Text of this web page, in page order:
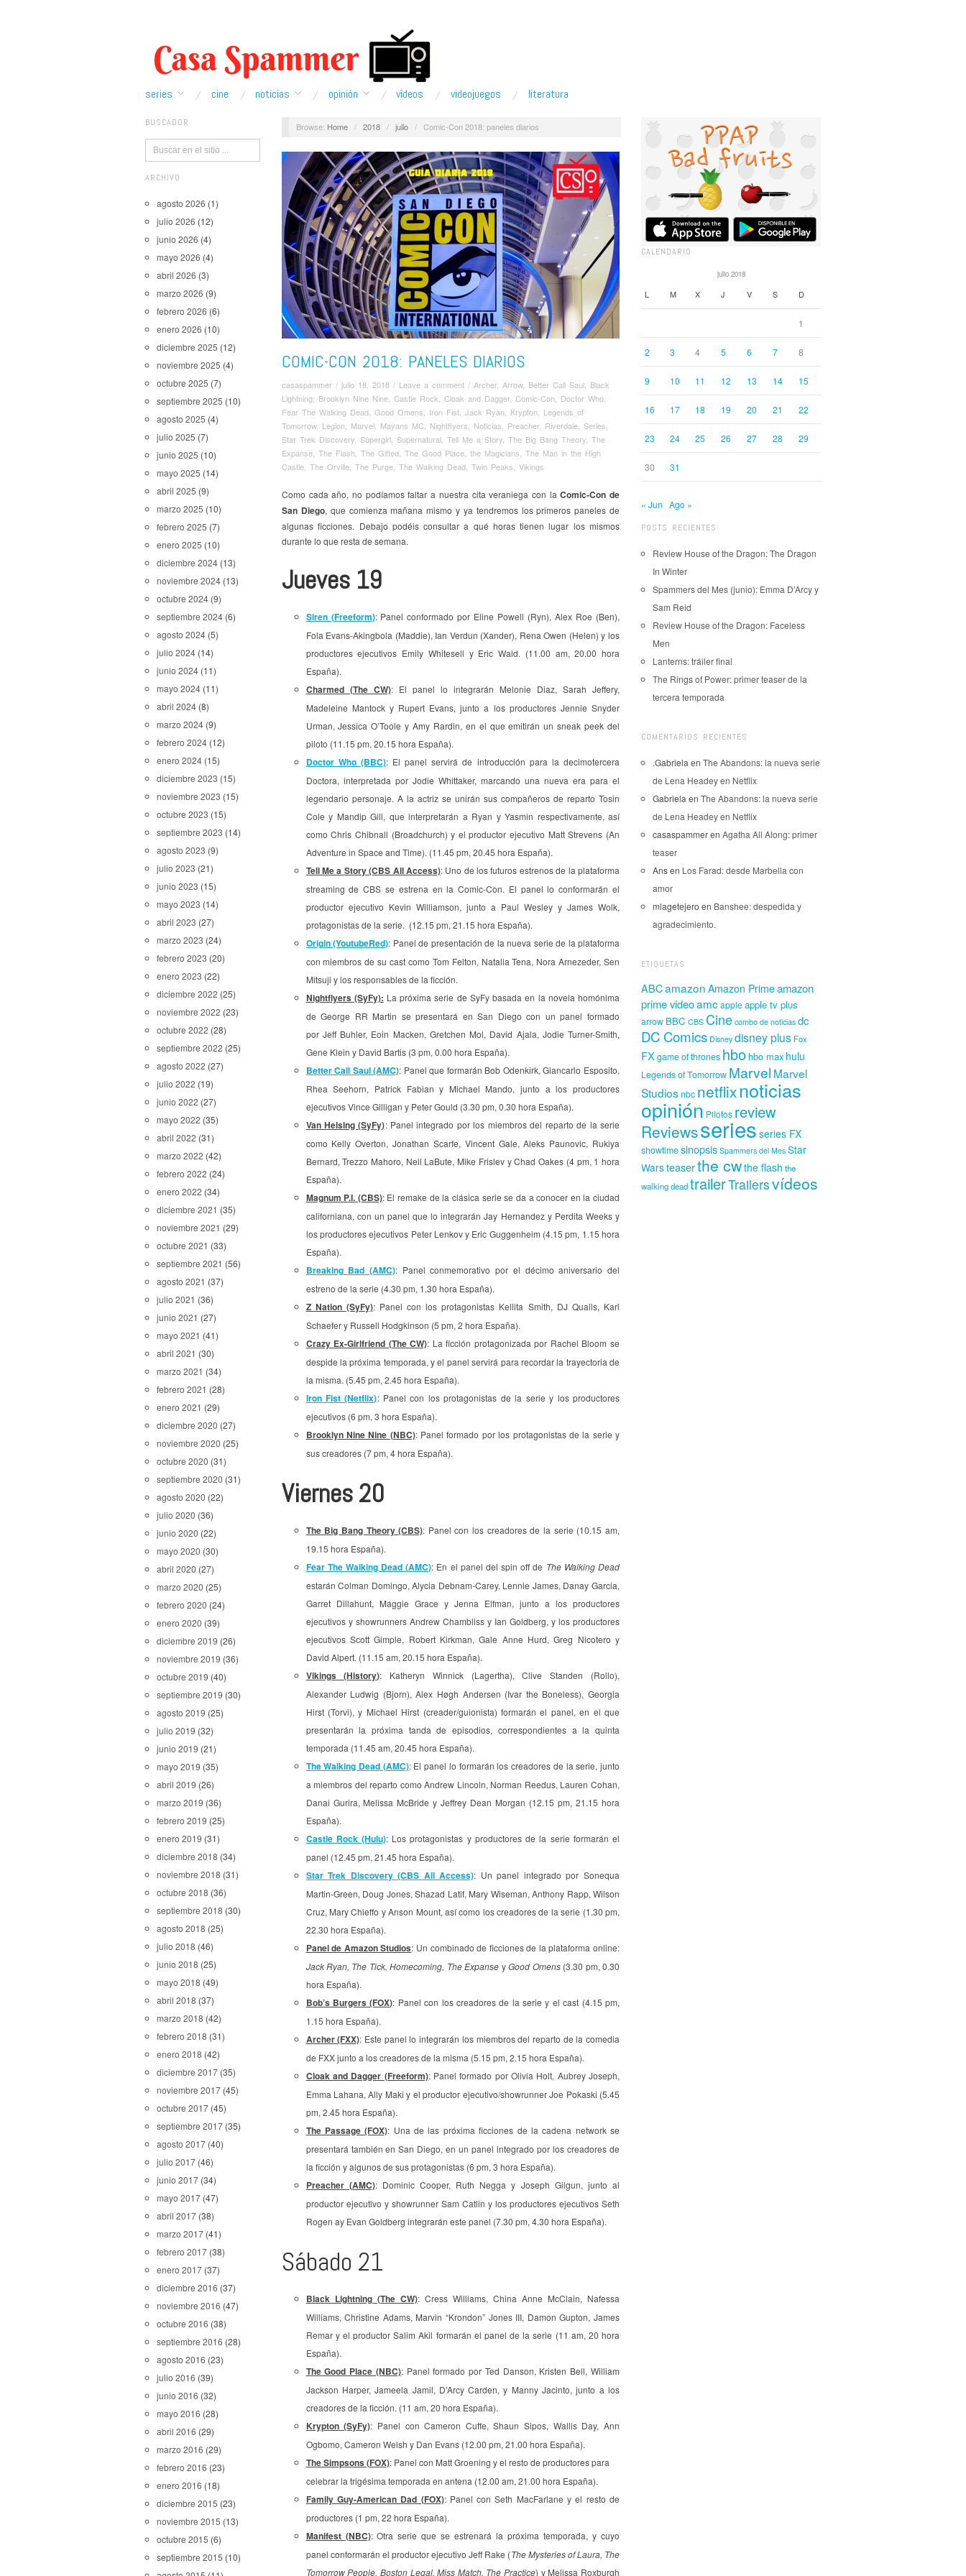
series cine noticias opinión ví­deos videojuegos literatura
BUSCADOR
ARCHIVO
agosto 2026 (1)
julio 2026 (12)
junio 2026 (4)
mayo 2026 (4)
abril 2026 (3)
marzo 2026 (9)
febrero 2026 (6)
enero 2026 (10)
diciembre 2025 (12)
noviembre 2025 (4)
octubre 2025 (7)
septiembre 2025 (10)
agosto 2025 (4)
julio 2025 (7)
junio 2025 (10)
mayo 2025 (14)
abril 2025 (9)
marzo 2025 (10)
febrero 2025 (7)
enero 2025 (10)
diciembre 2024 (13)
noviembre 2024 (13)
octubre 2024 (9)
septiembre 2024 (6)
agosto 2024 (5)
julio 2024 (14)
junio 2024 (11)
mayo 2024 (11)
abril 2024 (8)
marzo 2024 (9)
febrero 2024 (12)
enero 2024 (15)
diciembre 2023 (15)
noviembre 2023 (15)
octubre 2023 (15)
septiembre 2023 (14)
agosto 2023 (9)
julio 2023 (21)
junio 2023 (15)
mayo 2023 (14)
abril 2023 (27)
marzo 2023 (24)
febrero 2023 (20)
enero 2023 (22)
diciembre 2022 (25)
noviembre 2022 (23)
octubre 2022 (28)
septiembre 2022 (25)
agosto 2022 (27)
julio 2022 (19)
junio 2022 (27)
mayo 2022 (35)
abril 2022 (31)
marzo 2022 (42)
febrero 2022 (24)
enero 2022 (34)
diciembre 2021 (35)
noviembre 2021 (29)
octubre 2021 (33)
septiembre 2021 (56)
agosto 2021 (37)
julio 2021 (36)
junio 2021 (27)
mayo 2021 (41)
abril 2021 (30)
marzo 2021 (34)
febrero 2021 (28)
enero 2021 (29)
diciembre 2020 (27)
noviembre 2020 (25)
octubre 2020 (31)
septiembre 2020 (31)
agosto 2020 (22)
julio 2020 (36)
junio 2020 (22)
mayo 2020 (30)
abril 2020 (27)
marzo 2020 (25)
febrero 2020 (24)
enero 2020 (39)
diciembre 2019 (26)
noviembre 2019 (36)
octubre 2019 (40)
septiembre 2019 (30)
agosto 2019 (25)
julio 2019 (32)
junio 2019 (21)
mayo 2019 (35)
abril 2019 (26)
marzo 2019 (36)
febrero 2019 (25)
enero 2019 (31)
diciembre 2018 (34)
noviembre 2018 (31)
octubre 2018 (36)
septiembre 2018 (30)
agosto 2018 (25)
julio 2018 (46)
junio 2018 (25)
mayo 2018 (49)
abril 2018 (37)
marzo 2018 (42)
febrero 2018 (31)
enero 2018 (42)
diciembre 2017 (35)
noviembre 2017 (45)
octubre 2017 (45)
septiembre 2017 (35)
agosto 2017 (40)
julio 2017 (46)
junio 2017 (34)
mayo 2017 (47)
abril 2017 (38)
marzo 2017 (41)
febrero 2017 (38)
enero 2017 (37)
diciembre 2016 (37)
noviembre 2016 (47)
octubre 2016 (38)
septiembre 2016 (28)
agosto 2016 (23)
julio 2016 (39)
junio 2016 (32)
mayo 2016 (28)
abril 2016 (29)
marzo 2016 (29)
febrero 2016 (23)
enero 2016 (18)
diciembre 2015 (23)
noviembre 2015 (13)
octubre 2015 (6)
septiembre 2015 (10)
Browse: Home / 2018 / julio / Comic-Con 2018: paneles diarios
COMIC-CON 2018: PANELES DIARIOS
casaspammer / julio 18, 2018 / Leave a comment / Archer, Arrow, Better Call Saul Black
Lightning Brooklyn Nine Nine Castle Rock Cloak and Dagger, Comic-Con Doctor Who
Fear The Walking Dead Good Omens Iron Fist Jack Ryan Krypton
Legends of
Tomorrow, Legion Marvel Mayans MC Nightflyers Noticias Preacher, Riverdale Series
Star Trek Discovery Supergirl Supernatural Tell Me a Story The Big Bang Theory The
Expanse The Flash The Gifted The Good Place the Magicians The Man in the High
Castle The Orville The Purge The Walking Dead Twin Peaks Vikings
Como cada año, no podíamos faltar a nuestra cita veraniega con laComic-Con de
San Diego, que comienza mañana mismo y ya tendremos los primeros paneles de
algunas ficciones. Debajo podéis consultar a qué horas tienen lugar los mismos
durante lo que resta de semana.
Jueves 19
Siren (Freeform): Panel conformado por Eline Powell (Ryn), Alex Roe (Ben),
Fola Evans-Akingbola (Maddie), Ian Verdun (Xander), Rena Owen (Helen) y los
productores ejecutivos Emily Whitesell y Eric Wald. (11.00 am, 20.00 hora
España).
Charmed (The CW): El panel lo integrarán Melonie Diaz, Sarah Jeffery,
Madeleine Mantock y Rupert Evans, junto a los productores Jennie Snyder
Urman, Jessica O’Toole y Amy Rardin, en el que emitirán un sneak peek del
piloto (11.15 pm, 20.15 hora España).
Doctor Who (BBC): El panel servirá de introducción para la decimotercera
Doctora, interpretada por Jodie Whittaker, marcando una nueva era para el
legendario personaje. A la actriz se unirán sus compañeros de reparto Tosin
Cole y Mandip Gill, que interpretarán a Ryan y Yasmin respectivamente, así
como Chris Chibnall (Broadchurch) y el productor ejecutivo Matt Strevens (An
Adventure in Space and Time). (11.45 pm, 20.45 hora España).
Tell Me a Story (CBS All Access): Uno de los futuros estrenos de la plataforma
streaming de CBS se estrena en la Comic-Con. El panel lo conformarán el
productor ejecutivo Kevin Williamson, junto a Paul Wesley y James Wolk,
protagonistas de la serie. (12.15 pm, 21.15 hora España).
Origin (YoutubeRed): Panel de presentación de la nueva serie de la plataforma
con miembros de su cast como Tom Felton, Natalia Tena, Nora Arnezeder, Sen
Mitsuji y los responsables de la ficción.
Nightflyers (SyFy): La próxima serie de SyFy basada en la novela homónima
de George RR Martin se presentará en San Diego con un panel formado
por Jeff Buhler, Eoin Macken, Gretchen Mol, David Ajala, Jodie Turner-Smith,
Gene Klein y David Bartis (3 pm, 0.00 hora España).
Better Call Saul (AMC): Panel que formarán Bob Odenkirk, Giancarlo Esposito,
Rhea Seehorn, Patrick Fabian y Michael Mando, junto a los productores
ejecutivos Vince Gilligan y Peter Gould (3.30 pm, 0.30 hora España).
Van Helsing (SyFy): Panel integrado por los miembros del reparto de la serie
como Kelly Overton, Jonathan Scarfe, Vincent Gale, Aleks Paunovic, Rukiya
Bernard, Trezzo Mahoro, Neil LaBute, Mike Frislev y Chad Oakes (4 pm, 1 hora
España).
Magnum P.I. (CBS): El remake de la clásica serie se da a conocer en la ciudad
californiana, con un panel que lo integrarán Jay Hernandez y Perdita Weeks y
los productores ejecutivos Peter Lenkov y Eric Guggenheim (4.15 pm, 1.15 hora
España).
Breaking Bad (AMC): Panel conmemorativo por el décimo aniversario del
estreno de la serie (4.30 pm, 1.30 hora España).
Z Nation (SyFy): Panel con los protagonistas Kellita Smith, DJ Qualls, Karl
Schaefer y Russell Hodgkinson (5 pm, 2 hora España).
Crazy Ex-Girlfriend (The CW): La ficción protagonizada por Rachel Bloom se
despide la próxima temporada, y el panel servirá para recordar la trayectoria de
la misma. (5.45 pm, 2.45 hora España).
Iron Fist (Netflix): Panel con los protagonistas de la serie y los productores
ejecutivos (6 pm, 3 hora España).
Brooklyn Nine Nine (NBC): Panel formado por los protagonistas de la serie y
sus creadores (7 pm, 4 hora España).
Viernes 20
The Big Bang Theory (CBS): Panel con los creadores de la serie (10.15 am,
19.15 hora España).
Fear The Walking Dead (AMC): En el panel del spin off de The Walking Dead
estarán Colman Domingo, Alycia Debnam-Carey, Lennie James, Danay Garcia,
Garret Dillahunt, Maggie Grace y Jenna Elfman, junto a los productores
ejecutivos y showrunners Andrew Chambliss y Ian Goldberg, y los productores
ejecutivos Scott Gimple, Robert Kirkman, Gale Anne Hurd, Greg Nicotero y
David Alpert. (11.15 am, 20.15 hora España).
Vikings (History): Katheryn Winnick (Lagertha), Clive Standen (Rollo),
Alexander Ludwig (Bjorn), Alex Høgh Andersen (Ivar the Boneless), Georgia
Hirst (Torvi), y Michael Hirst (creader/guionista) formarán el panel, en el que
presentarán la próxima tanda de episodios, correspondientes a la quinta
temporada (11.45 am, 20.45 hora España).
The Walking Dead (AMC): El panel lo formarán los creadores de la serie, junto
a miembros del reparto como Andrew Lincoln, Norman Reedus, Lauren Cohan,
Danai Gurira, Melissa McBride y Jeffrey Dean Morgan (12.15 pm, 21.15 hora
España).
Castle Rock (Hulu): Los protagonistas y productores de la serie formarán el
panel (12.45 pm, 21.45 hora España).
Star Trek Discovery (CBS All Access): Un panel integrado por Sonequa
Martin-Green, Doug Jones, Shazad Latif, Mary Wiseman, Anthony Rapp, Wilson
Cruz, Mary Chieffo y Anson Mount, así como los creadores de la serie (1.30 pm,
22.30 hora España).
Panel de Amazon Studios: Un combinado de ficciones de la plataforma online:
Jack Ryan, The Tick, Homecoming, The Expanse yGood Omens(3.30 pm, 0.30
hora España).
Bob’s Burgers (FOX): Panel con los creadores de la serie y el cast (4.15 pm,
1.15 hora España).
Archer (FXX): Este panel lo integrarán los miembros del reparto de la comedia
de FXX junto a los creadores de la misma (5.15 pm, 2.15 hora España).
Cloak and Dagger (Freeform): Panel formado por Olivia Holt, Aubrey Joseph,
Emma Lahana, Ally Maki y el productor ejecutivo/showrunner Joe Pokaski (5.45
pm, 2.45 hora España).
The Passage (FOX): Una de las próxima ficciones de la cadena network se
presentará también en San Diego, en un panel integrado por los creadores de
la ficción y algunos de sus protagonistas (6 pm, 3 hora España).
Preacher (AMC): Dominic Cooper, Ruth Negga y Joseph Gilgun, junto al
productor ejecutivo y showrunner Sam Catlin y los productores ejecutivos Seth
Rogen ay Evan Goldberg integrarán este panel (7.30 pm, 4.30 hora España).
Sábado 21
Black Lightning (The CW): Cress Williams, China Anne McClain, Nafessa
Williams, Christine Adams, Marvin “Krondon” Jones III, Damon Gupton, James
Remar y el productor Salim Akil formarán el panel de la serie (11 am, 20 hora
España).
The Good Place (NBC): Panel formado por Ted Danson, Kristen Bell, William
Jackson Harper, Jameela Jamil, D’Arcy Carden, y Manny Jacinto, junto a los
creadores de la ficción. (11 am, 20 hora España).
Krypton (SyFy): Panel con Cameron Cuffe, Shaun Sipos, Wallis Day, Ann
Ogbomo, Cameron Welsh y Dan Evans (12.00 pm, 21.00 hora España).
The Simpsons (FOX): Panel con Matt Groening y el resto de productores para
celebrar la trigésima temporada en antena (12.00 am, 21.00 hora España).
Family Guy-American Dad (FOX): Panel con Seth MacFarlane y el resto de
productores (1 pm, 22 hora España).
Manifest (NBC): Otra serie que se estrenará la próxima temporada, y cuyo
panel conformarán el productor ejecutivo Jeff Rake (The Mysteries of Laura, The
Tomorrow People, Boston Legal, Miss Match, The Practice) y Melissa Roxburgh
CALENDARIO
julio 2018
L M X J V S D
1
2 3 4 5 6 7 8
9 10 11 12 13 14 15
16 17 18 19 20 21 22
23 24 25 26 27 28 29
30 31
« Jun Ago »
POSTS RECIENTES
Review House of the Dragon: The Dragon
In Winter
Spammers del Mes (junio): Emma D’Arcy y
Sam Reid
Review House of the Dragon: Faceless
Men
Lanterns: tráiler final
The Rings of Power: primer teaser de la
tercera temporada
COMENTARIOS RECIENTES
.Gabriela en The Abandons: la nueva serie
de Lena Headey en Netflix
Gabriela en The Abandons: la nueva serie
de Lena Headey en Netflix
casaspammeren Agatha All Along: primer
teaser
Ansen Los Farad: desde Marbella con
amor
mlagetejero en Banshee: despedida y
agradecimiento.
ETIQUETAS
ABCamazon Amazon Primeamazon
prime videoamcapple apple tv plus
arrow BBC CBS Cine combo de noticias dc
DC Comics Disney disney plus Fox
FX game of thrones hbo hbo max hulu
Legends of Tomorrow Marvel Marvel
Studios nbc netflixnoticias
opinión Pilotos review
Reviewsseries series FX
showtimesinopsis Spammers del Mes Star
Warsteaserthe cwthe flash the
walking deadtrailerTrailersvídeos